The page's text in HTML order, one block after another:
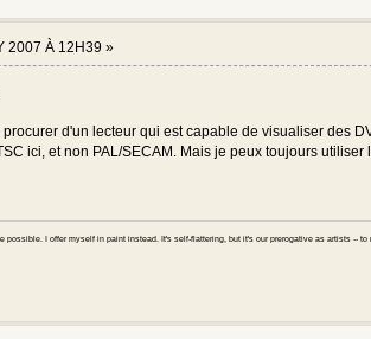
2007 À 12H39 »
d'un lecteur qui est capable de visualiser des
ici, et non PAL/SECAM. Mais je peux toujours
possible. I offer myself in paint instead. It's self-flattering, but it's our prerogative as artists --